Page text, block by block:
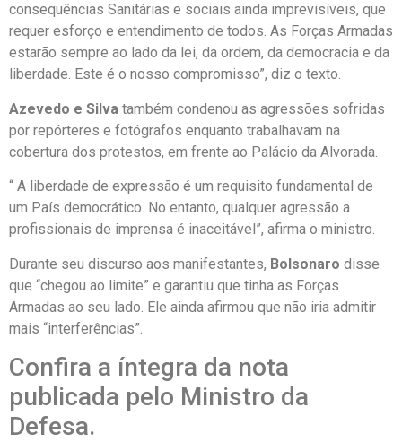
consequências Sanitárias e sociais ainda imprevisíveis, que
requer esforço e entendimento de todos. As Forças Armadas
estarão sempre ao lado da lei, da ordem, da democracia e da
liberdade. Este é o nosso compromisso”, diz o texto.
Azevedo e Silva também condenou as agressões sofridas
por repórteres e fotógrafos enquanto trabalhavam na
cobertura dos protestos, em frente ao Palácio da Alvorada.
“ A liberdade de expressão é um requisito fundamental de
um País democrático. No entanto, qualquer agressão a
profissionais de imprensa é inaceitável”, afirma o ministro.
Durante seu discurso aos manifestantes, Bolsonaro disse
que “chegou ao limite” e garantiu que tinha as Forças
Armadas ao seu lado. Ele ainda afirmou que não iria admitir
mais “interferências”.
Confira a íntegra da nota
publicada pelo Ministro da
Defesa.